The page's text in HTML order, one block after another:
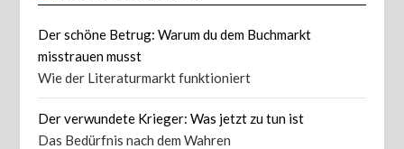
Der schöne Betrug: Warum du dem Buchmarkt
misstrauen musst
Wie der Literaturmarkt funktioniert
Der verwundete Krieger: Was jetzt zu tun ist
Das Bedürfnis nach dem Wahren